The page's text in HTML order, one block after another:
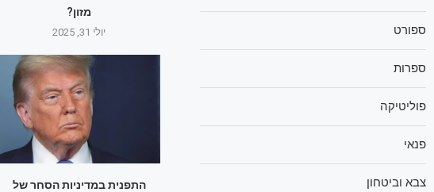
מזון?
יולי 31, 2025
התפנית במדיניות הסחר של
ספורט
ספרות
פוליטיקה
פנאי
צבא וביטחון